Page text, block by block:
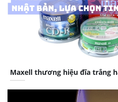
Maxell thương hiệu đĩa trắng